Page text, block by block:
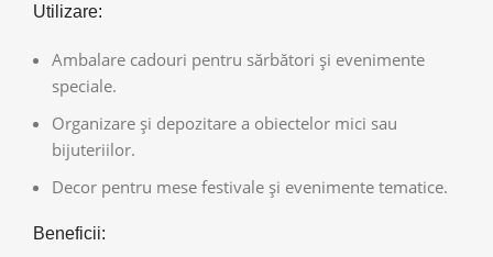
Utilizare:
Ambalare cadouri pentru sărbători și evenimente
speciale.
Organizare și depozitare a obiectelor mici sau
bijuteriilor.
Decor pentru mese festivale și evenimente tematice.
Beneficii: